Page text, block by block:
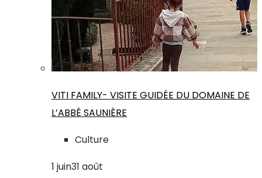
VITI FAMILY- VISITE GUIDÉE DU DOMAINE DE
L’ABBÉ SAUNIÈRE
Culture
1 juin31 août